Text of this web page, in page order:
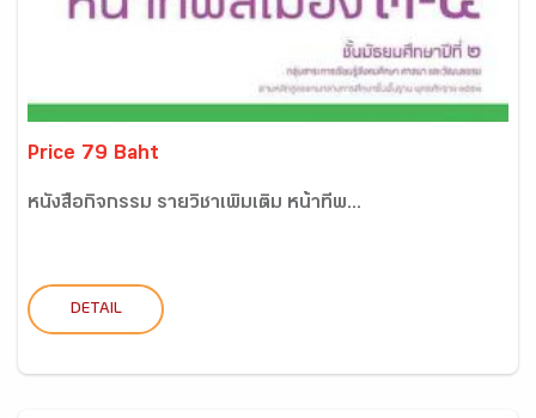
Price 79 Baht
หนังสือกิจกรรม รายวิชาเพิ่มเติม หน้าที่พ...
DETAIL